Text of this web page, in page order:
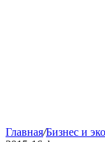
Главная/Бизнес и